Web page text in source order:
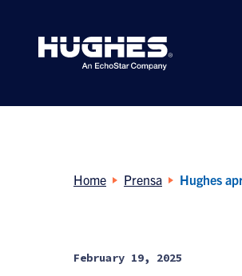
Home Prensa Hughes
February 19, 2025